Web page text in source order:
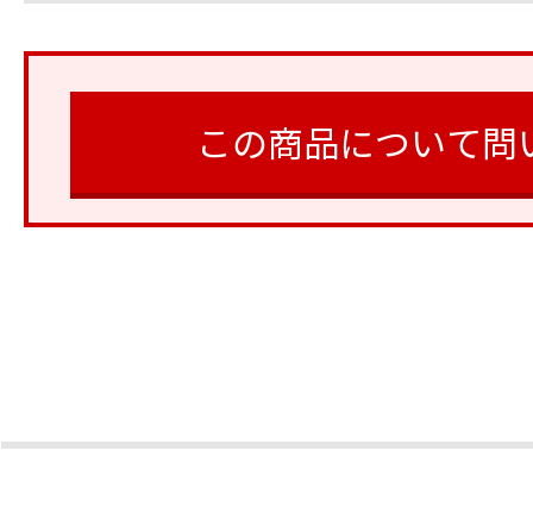
この商品について